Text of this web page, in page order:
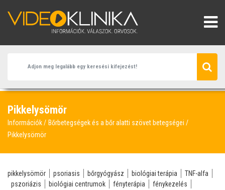
Pikkelysömör
Információk
Bőrbetegségek és a bőr alatti szövet betegségei
Pikkelysömör
pikkelysömör psoriasis bőrgyógyász biológiai terápia
TNF-alfa
pszoriázis
biológiai centrumok fényterápia
fénykezelés